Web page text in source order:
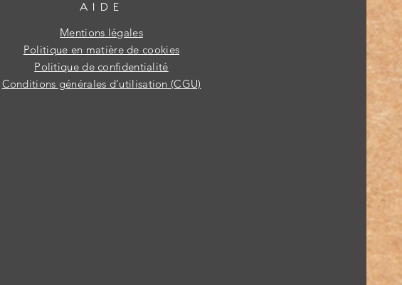
AIDE
Mentions légales
Politique en matière de cookies
Politique de confidentialité
Conditions générales d’utilisation (CGU)